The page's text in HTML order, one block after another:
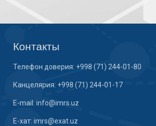
Контакты
Телефон доверия: +998 (71) 244-01-80
Канцелярия: +998 (71) 244-01-17
E-mail: info@imrs.uz
E-хат: imrs@exat.uz